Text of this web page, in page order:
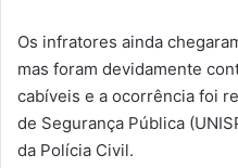
Os infratores ainda
mas foram devidamente
cabíveis e a ocorrência foi
de Segurança Pública
da Polícia Civil.